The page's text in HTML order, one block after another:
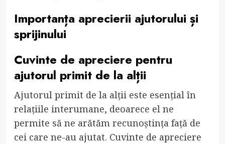
Importanța aprecierii ajutorului și
sprijinului
Cuvinte de apreciere pentru
ajutorul primit de la alții
Ajutorul primit de la alții este esențial în
relațiile interumane, deoarece el ne
permite să ne arătăm recunoștința față de
cei care ne-au ajutat. Cuvinte de apreciere